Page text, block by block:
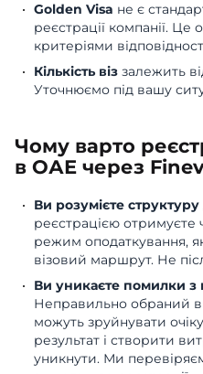
Golden Visa не є
реєстрації компанії.
критеріями
Кількість віз залежить
Уточнюємо під вашу
Чому варто
в ОАЕ через
Ви розумієте
реєстрацією отримуєте
режим оподаткування,
візовий маршрут. Не
Ви уникаєте помилки з
Неправильно обраний
можуть зруйнувати
результат і створити
уникнути. Ми